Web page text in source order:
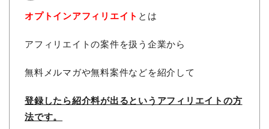
オプトインアフィリエイト とは
アフィリエイトの案件を扱う企業から
無料メルマガや無料案件などを紹介して
登録したら紹介料が出るという アフィリエイトの方
法です。